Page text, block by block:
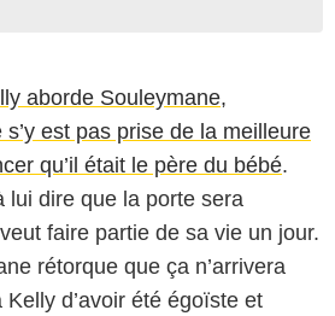
aborde Souleymane,
s’y est pas prise de la meilleure
qu’il était le père du bébé.
lui dire que la porte sera
faire partie de sa vie un jour.
rétorque que ça n’arrivera
d’avoir été égoïste et